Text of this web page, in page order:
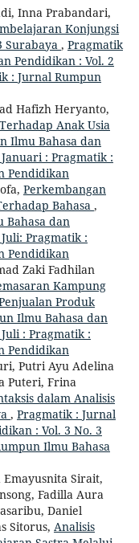
Inna Prabandari,
Konjungsi
Surabaya , Pragmatik
Pendidikan : Vol. 2
: Jurnal Rumpun
Hafizh Heryanto,
Anak Usia
Ilmu Bahasa dan
: Pragmatik :
Pendidikan
Perkembangan
Bahasa ,
Bahasa dan
Pragmatik :
Pendidikan
Zaki Fadhilan
Kampung
Produk
Ilmu Bahasa dan
: Pragmatik :
Pendidikan
Putri Ayu Adelina
Puteri, Frina
dalam Analisis
, Pragmatik : Jurnal
: Vol. 3 No. 3
Ilmu Bahasa
Sirait,
Fadilla Aura
Daniel
Sitorus, Analisis